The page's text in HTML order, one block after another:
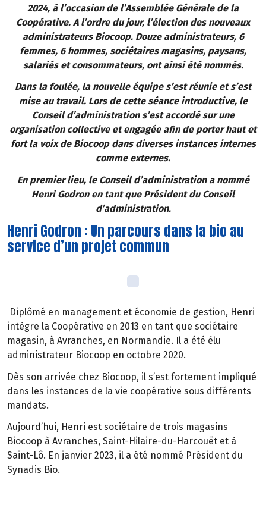
2024, à l’occasion de l’Assemblée Générale de la
Coopérative. A l’ordre du jour, l’élection des nouveaux
administrateurs Biocoop. Douze administrateurs, 6
femmes, 6 hommes, sociétaires magasins, paysans,
salariés et consommateurs, ont ainsi été nommés.
Dans la foulée, la nouvelle équipe s’est réunie et s’est
mise au travail. Lors de cette séance introductive, le
Conseil d’administration s’est accordé sur une
organisation collective et engagée afin de porter haut et
fort la voix de Biocoop dans diverses instances internes
comme externes.
En premier lieu, le Conseil d’administration a nommé
Henri Godron en tant que Président du Conseil
d’administration.
Henri Godron : Un parcours dans la bio au
service d’un projet commun
Diplômé en management et économie de gestion, Henri
intègre la Coopérative en 2013 en tant que sociétaire
magasin, à Avranches, en Normandie. Il a été élu
administrateur Biocoop en octobre 2020.
Dès son arrivée chez Biocoop, il s’est fortement impliqué
dans les instances de la vie coopérative sous différents
mandats.
Aujourd’hui, Henri est sociétaire de trois magasins
Biocoop à Avranches, Saint-Hilaire-du-Harcouët et à
Saint-Lô. En janvier 2023, il a été nommé Président du
Synadis Bio.